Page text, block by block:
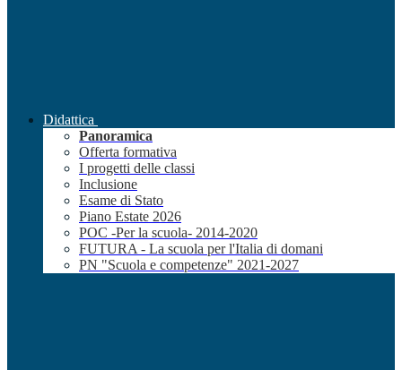
Didattica
Panoramica
Offerta formativa
I progetti delle classi
Inclusione
Esame di Stato
Piano Estate 2026
POC -Per la scuola- 2014-2020
FUTURA - La scuola per l'Italia di domani
PN "Scuola e competenze" 2021-2027